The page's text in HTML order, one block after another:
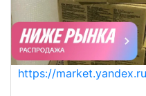
https://